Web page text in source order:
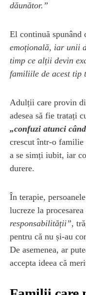
dăunător.”
El continuă spunând
emoțională, iar unii
timp ce alții devin
familiile de acest tip
Adulții care provin
adesea să fie tratați
„confuzi atunci
crescut într-o
a se simți iubit, iar
durere.
În terapie,
lucreze la procesarea
responsabilității”,
pentru că nu și-au
De asemenea, ar
accepta ideea că